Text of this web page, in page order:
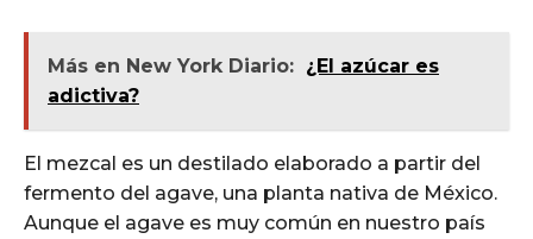
Más en New York Diario: ¿El azúcar es
adictiva?
El mezcal es un destilado elaborado a partir del
fermento del agave, una planta nativa de México.
Aunque el agave es muy común en nuestro país